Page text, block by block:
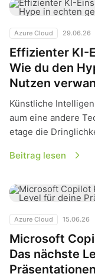
Azure Cloud 29.06.26
Effizienter KI-
Wie du den
Nutzen
Künstliche
aum eine andere
etage die
Beitrag lesen
Azure Cloud 15.06.26
Microsoft
Das nächste
Präsentationen
Microsoft Copilot